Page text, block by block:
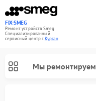
FIX-SMEG
Ремонт устройств Smeg
Специализированный
cервисный центр г.Курган
Мы ремонтируем